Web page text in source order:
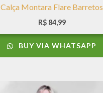
Calça Montara Flare Barretos
R$84,99
BUY VIA WHATSAPP